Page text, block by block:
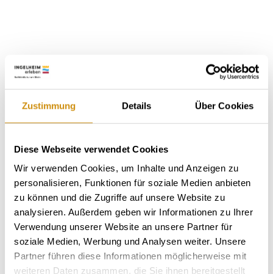
Zustimmung Details Über Cookies
Diese Webseite verwendet Cookies
Wir verwenden Cookies, um Inhalte und Anzeigen zu
personalisieren, Funktionen für soziale Medien anbieten
zu können und die Zugriffe auf unsere Website zu
analysieren. Außerdem geben wir Informationen zu Ihrer
Verwendung unserer Website an unsere Partner für
soziale Medien, Werbung und Analysen weiter. Unsere
Partner führen diese Informationen möglicherweise mit
weiteren Daten zusammen, die Sie ihnen bereitgestellt
Baum-Barth's Weingarten
Kom langs bij Baum‑Barth’s Weingarten en geniet
van een heerlijk glas wijn of een van onze gerechten
– van de stevige borrelhap tot de versgebakken
flammkuchen. Naast fruitige zomerwijnen schenken
we hier ook onze nationaal en internationaal
bekroonde wijnen uit.
Meer informatie